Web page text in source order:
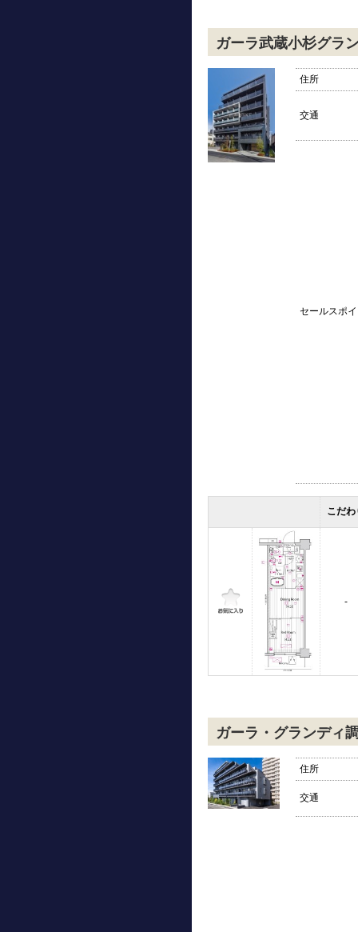
ガーラ武蔵小杉グラ
住所
交通
セールスポ
こだわ
-
ガーラ・グランディ
住所
交通